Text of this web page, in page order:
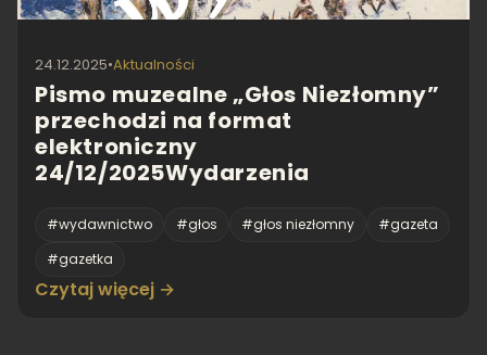
24.12.2025•Aktualności
Pismo muzealne „Głos Niezłomny”
przechodzi na format
elektroniczny
24/12/2025Wydarzenia
#wydawnictwo #głos #głos niezłomny
#gazeta
#gazetka
Czytaj więcej →